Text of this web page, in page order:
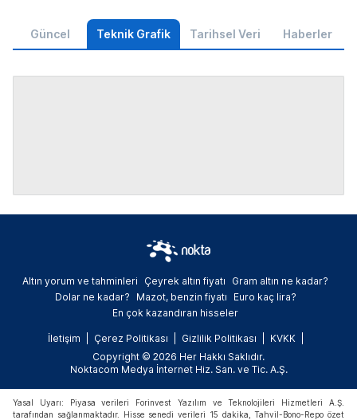
Güncel Teknik Grafik Tarihsel Veri Haberler
Altın yorum ve tahminleri Çeyrek altın fiyatı
Gram altın ne kadar?
Dolar ne kadar?
Mazot, benzin fiyatı
Euro kaç lira?
En çok kazandıran hisseler
İletişim Çerez Politikası Gizlilik Politikası
KVKK
Copyright © 2026 Her Hakkı Saklıdır.
Noktacom Medya İnternet Hiz. San. ve Tic. A.Ş.
Yasal Uyarı: Piyasa verileri Forinvest Yazılım ve Teknolojileri Hizmetleri A.Ş.
tarafından sağlanmaktadır. Hisse senedi verileri 15 dakika, Tahvil-Bono-Repo özet